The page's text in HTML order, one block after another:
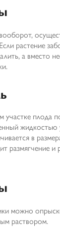
растение
а вместо
плода
жидкостью
в
размягчение и
можно
раствором.